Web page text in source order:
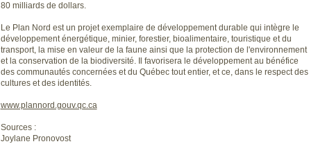
80 milliards de dollars.
Le Plan Nord est un projet exemplaire de développement durable qui intègre le
développement énergétique, minier, forestier, bioalimentaire, touristique et du
transport, la mise en valeur de la faune ainsi que la protection de l'environnement
et la conservation de la biodiversité. Il favorisera le développement au bénéfice
des communautés concernées et du Québec tout entier, et ce, dans le respect des
cultures et des identités.
www.plannord.gouv.qc.ca
Sources :
Joylane Pronovost